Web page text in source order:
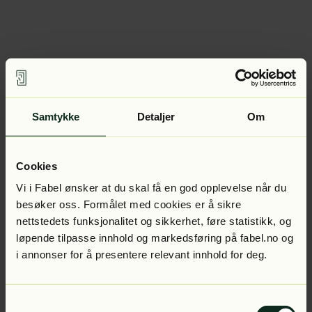
Samtykke Detaljer Om
Cookies
Vi i Fabel ønsker at du skal få en god opplevelse når du
besøker oss. Formålet med cookies er å sikre
nettstedets funksjonalitet og sikkerhet, føre statistikk, og
løpende tilpasse innhold og markedsføring på fabel.no og
i annonser for å presentere relevant innhold for deg.